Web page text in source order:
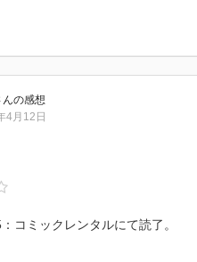
んの感想
4月12日
コミックレンタルにて読了。